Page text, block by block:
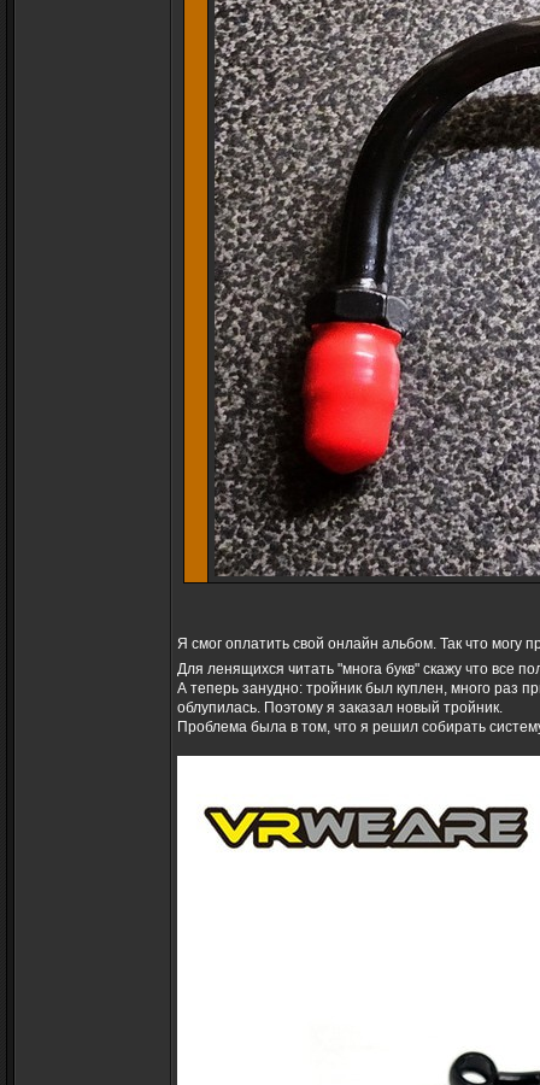
Я смог оплатить свой онлайн альбом. Так что могу
Для ленящихся читать "многа букв" скажу что все
А теперь занудно: тройник был куплен, много раз
облупилась. Поэтому я заказал новый тройник.
Проблема была в том, что я решил собирать